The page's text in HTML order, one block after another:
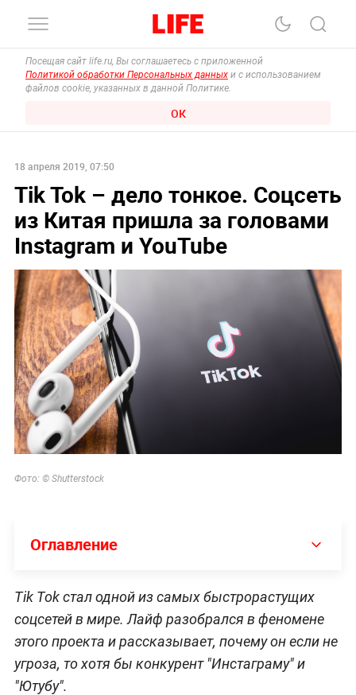
Посещая сайт life.ru, Вы соглашаетесь с приложенной
Политикой обработки Персональных данных и с использованием
файлов cookie, указанных в данной Политике.
ОК
18 апреля 2019, 07:50
Tik Tok – дело тонкое. Cоцсеть
из Китая пришла за головами
Instagram и YouTube
Фото: © Shutterstock
Оглавление
Tik Tok стал одной из самых быстрорастущих
соцсетей в мире. Лайф разобрался в феномене
этого проекта и рассказывает, почему он если не
угроза, то хотя бы конкурент "Инстаграму" и
"Ютубу".